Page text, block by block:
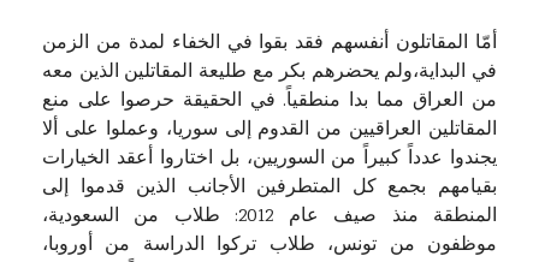
أمّا المقاتلون أنفسهم فقد بقوا في الخفاء لمدة من الزمن
في البداية،ولم يحضرهم بكر مع طليعة المقاتلين الذين معه
من العراق مما بدا منطقياً. في الحقيقة حرصوا على منع
المقاتلين العراقيين من القدوم إلى سوريا، وعملوا على ألا
يجندوا عدداً كبيراً من السوريين، بل اختاروا أعقد الخيارات
بقيامهم بجمع كل المتطرفين الأجانب الذين قدموا إلى
المنطقة منذ صيف عام 2012: طلاب من السعودية،
موظفون من تونس، طلاب تركوا الدراسة من أوروبا،